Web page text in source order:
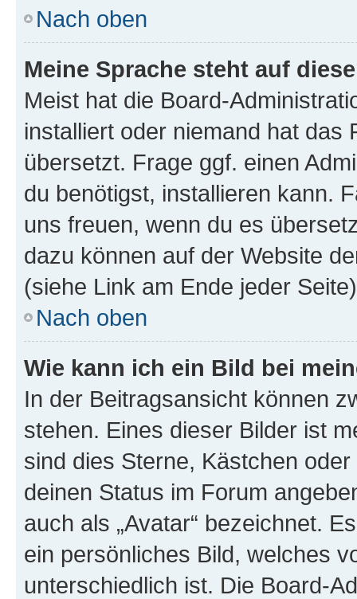
Nach oben
Meine Sprache steht auf
Meist hat die Board-
installiert oder niemand hat das
übersetzt. Frage ggf. einen
du benötigst, installieren kann.
uns freuen, wenn du es
dazu können auf der Website
(siehe Link am Ende jeder
Nach oben
Wie kann ich ein Bild bei
In der Beitragsansicht können
stehen. Eines dieser Bilder ist
sind dies Sterne, Kästchen
deinen Status im Forum
auch als „Avatar“ bezeichnet.
ein persönliches Bild, welches
unterschiedlich ist. Die Board-